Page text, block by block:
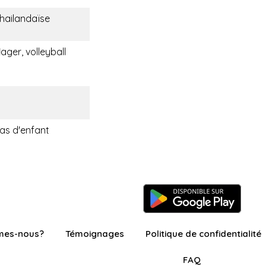
volleyball
d'enfant
nous? Témoignages Politique de confidentialité
FAQ